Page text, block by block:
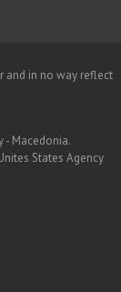
and in no way reflect
- Macedonia.
States Agency